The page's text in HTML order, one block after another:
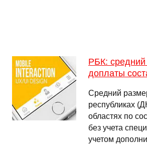
РБК: средний
доплаты
Средний
республиках
областях по
без учета
учетом